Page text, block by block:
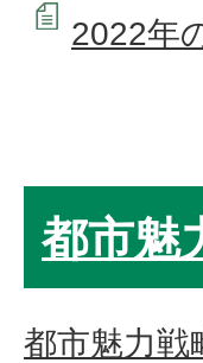
2022年
都市魅
都市魅力戦